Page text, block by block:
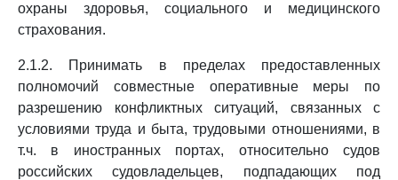
охраны здоровья, социального и медицинского
страхования.
2.1.2. Принимать в пределах предоставленных
полномочий совместные оперативные меры по
разрешению конфликтных ситуаций, связанных с
условиями труда и быта, трудовыми отношениями, в
т.ч. в иностранных портах, относительно судов
российских судовладельцев, подпадающих под